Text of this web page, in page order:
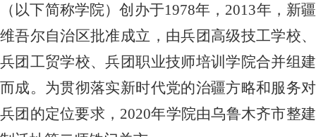
（以下简称学院）创办于1978年，2013年，新疆
维吾尔自治区批准成立，由兵团高级技工学校、
兵团工贸学校、兵团职业技师培训学院合并组建
而成。 为贯彻落实新时代党的治疆方略和服务对
兵团的定位要求， 2020年学院由乌鲁木齐市整建